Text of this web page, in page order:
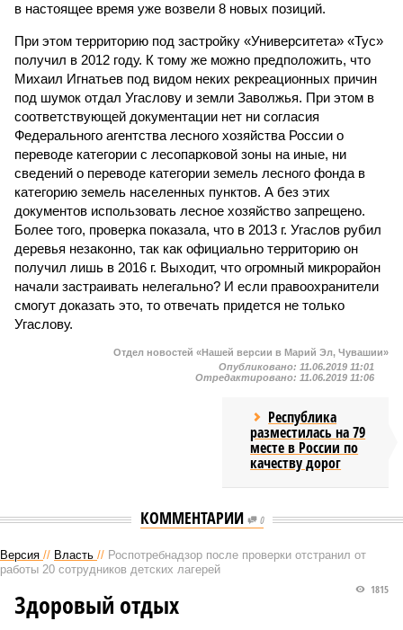
в настоящее время уже возвели 8 новых позиций.
При этом территорию под застройку «Университета» «Тус»
получил в 2012 году. К тому же можно предположить, что
Михаил Игнатьев под видом неких рекреационных причин
под шумок отдал Угаслову и земли Заволжья. При этом в
соответствующей документации нет ни согласия
Федерального агентства лесного хозяйства России о
переводе категории с лесопарковой зоны на иные, ни
сведений о переводе категории земель лесного фонда в
категорию земель населенных пунктов. А без этих
документов использовать лесное хозяйство запрещено.
Более того, проверка показала, что в 2013 г. Угаслов рубил
деревья незаконно, так как официально территорию он
получил лишь в 2016 г. Выходит, что огромный микрорайон
начали застраивать нелегально? И если правоохранители
смогут доказать это, то отвечать придется не только
Угаслову.
Отдел новостей «Нашей версии в Марий Эл, Чувашии»
Опубликовано: 11.06.2019 11:01
Отредактировано: 11.06.2019 11:06
Республика
разместилась на 79
месте в России по
качеству дорог
КОММЕНТАРИИ 0
Версия // Власть // Роспотребнадзор после проверки отстранил от
работы 20 сотрудников детских лагерей
1815
Здоровый отдых